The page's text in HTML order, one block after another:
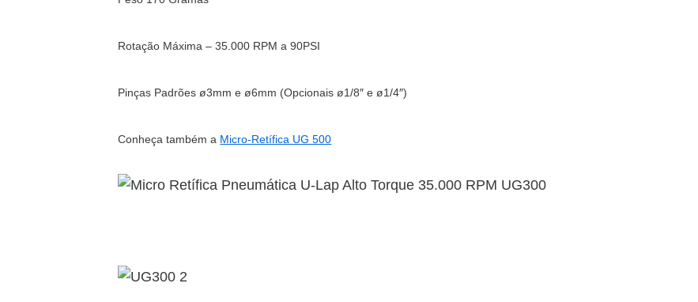
Rotação Máxima – 35.000 RPM a 90PSI
Pinças Padrões ø3mm e ø6mm (Opcionais ø1/8″ e ø1/4″)
Conheça também a Micro-Retífica UG 500